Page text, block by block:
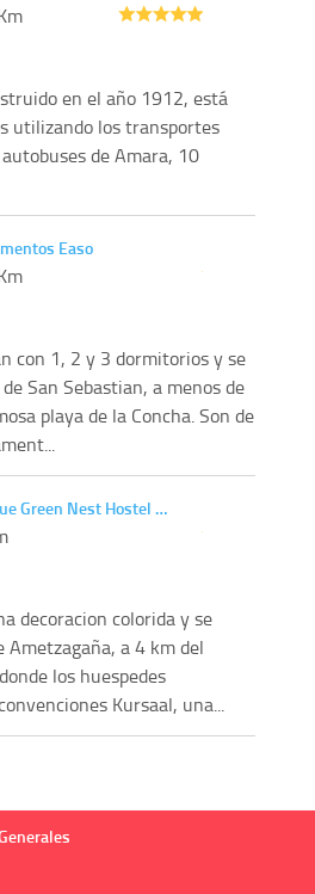
en el año 1912, está
utilizando los transportes
de Amara, 10
Easo
con 1, 2 y 3 dormitorios y se
San Sebastian, a menos de
playa de la Concha. Son de
Green Nest Hostel …
decoracion colorida y se
a 4 km del
los huespedes
Kursaal, una...